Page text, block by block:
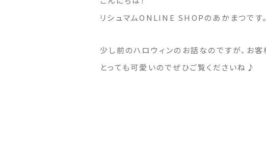
リシュマムONLINE SHOPのあかまつです。
少し前のハロウィンのお話なのですが、お
とっても可愛いのでぜひご覧くださいね♪